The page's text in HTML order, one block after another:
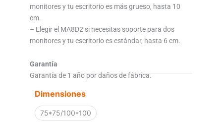
monitores y tu escritorio es más grueso, hasta 10
cm.
– Elegir el MA8D2 si necesitas soporte para dos
monitores y tu escritorio es estándar, hasta 6 cm.
Garantía
Garantía de 1 año por daños de fábrica.
Dimensiones
75*75/100*100
Brazos
Hidráulicos
-
Soporte